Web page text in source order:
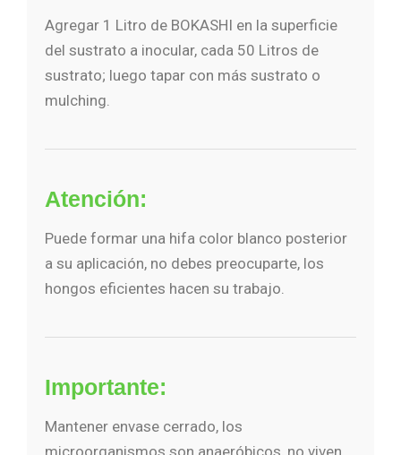
Agregar 1 Litro de BOKASHI en la superficie
del sustrato a inocular, cada 50 Litros de
sustrato; luego tapar con más sustrato o
mulching.
Atención:
Puede formar una hifa color blanco posterior
a su aplicación, no debes preocuparte, los
hongos eficientes hacen su trabajo.
Importante:
Mantener envase cerrado, los
microorganismos son anaeróbicos, no viven